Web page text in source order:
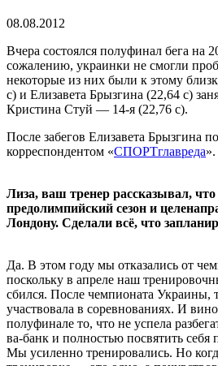
08.08.2012
Вчера состоялся полуфинал бега на
сожалению, украинки не смогли
некоторые из них были к этому
с) и Елизавета Брызгина (22,64 с)
Кристина Стуй — 14-я (22,76 с).
После забегов Елизавета Брызгина
корреспондентом «СПОРТглавреда».
Лиза, ваш тренер рассказывал,
предолимпийский сезон и
Лондону. Сделали всё, что
Да. В этом году мы отказались от
поскольку в апреле наш
сбился. После чемпионата Украины,
участвовала в соревнованиях. И
полуфинале то, что не успела
ва-банк и полностью посвятить
Мы усиленно тренировались. Но